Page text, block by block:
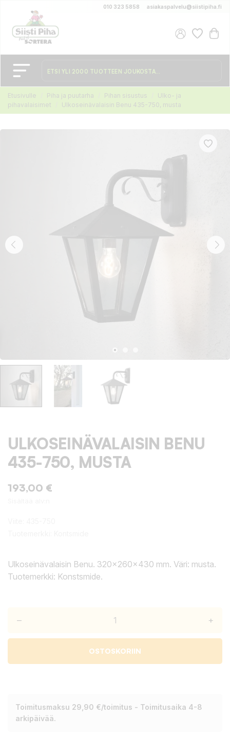
010 323 5858 asiakaspalvelu@siistipiha.fi
Etusivulle Piha ja puutarha Pihan sisustus
Ulko- ja
pihavalaisimet
Ulkoseinävalaisin Benu 435-750, musta
ULKOSEINÄVALAISIN BENU
435-750, MUSTA
193,00 €
Ulkoseinävalaisin Benu. 320x260x430 mm. Väri: musta.
Tuotemerkki: Konstsmide.
– +
OSTOSKORIIN
Toimitusmaksu 29,90 €/toimitus - Toimitusaika 4-8
arkipäivää.